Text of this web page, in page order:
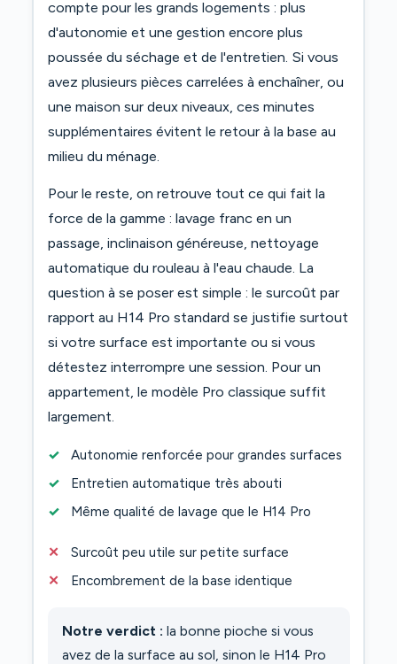
compte pour les grands logements : plus
d'autonomie et une gestion encore plus
poussée du séchage et de l'entretien. Si vous
avez plusieurs pièces carrelées à enchaîner, ou
une maison sur deux niveaux, ces minutes
supplémentaires évitent le retour à la base au
milieu du ménage.
Pour le reste, on retrouve tout ce qui fait la
force de la gamme : lavage franc en un
passage, inclinaison généreuse, nettoyage
automatique du rouleau à l'eau chaude. La
question à se poser est simple : le surcoût par
rapport au H14 Pro standard se justifie surtout
si votre surface est importante ou si vous
détestez interrompre une session. Pour un
appartement, le modèle Pro classique suffit
largement.
Autonomie renforcée pour grandes surfaces
Entretien automatique très abouti
Même qualité de lavage que le H14 Pro
Surcoût peu utile sur petite surface
Encombrement de la base identique
Notre verdict : la bonne pioche si vous
avez de la surface au sol, sinon le H14 Pro